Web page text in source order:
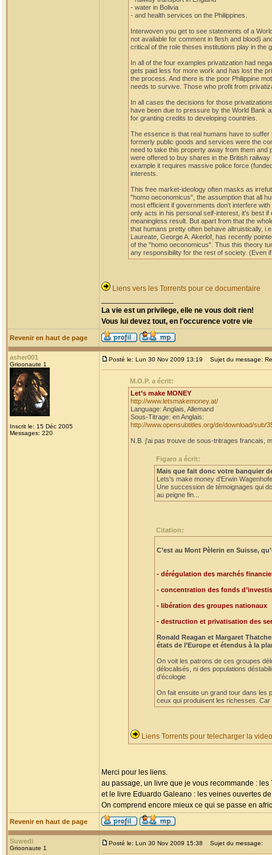
- water in Bolivia
- and health services on the Philippines.
Interwoven you get to see statements of a
not available for comment in flesh and blood)
critical of the role theses institutions play in the
In all of the four examples privatization had
gets paid less for more work and has lost the
the process. And there is the poor Philippine
needs to survive. Those who profit from
In all cases the decisions for those
have been due to pressure by the World Bank
for granting credits to developing countries.
The essence is that real humans have to suffer
formerly public goods and services were the
need to take this property away from them and
were offered to buy shares in the British
example it requires massive police force
interests.
This free market-ideology often masks as
"homo oeconomicus", the assumption that all
most efficient if governments don't interfere
only acts in his personal self-interest, it's best
meaningless result. But apart from that the
that humans pretty often behave altruistically,
Laureate, George A. Akerlof, has recently
of the "homo oeconomicus". Thus this theory
any responsibility for the rest of society. (Even
Liens vers les Torrents pour ce documentaire
La vie est un privilege, elle ne vous doit rien!
Vous lui devez tout, en l'occurence votre vie
Revenir en haut de page
asher001
Grioonaute 1
Inscrit le: 15 Déc 2005
Messages: 220
Posté le: Lun 30 Nov 2009 13:19 Sujet du message:
M.O.P. a écrit:
Let’s make MONEY
http://www.letsmakemoney.at/
Language: Anglais, Allemand
Sous-Titrage: en Anglais:
http://www.opensubtitles.org/de/download/sub/
N.B. j'ai pas trouve de sous-tritrages francais,
Figaro a écrit:
Mais que fait donc votre banquier
Lets's make money d'Erwin
Une succession de témoignages qui
au peigne fin...
Citation:
C’est au Mont Pèlerin en Suisse,
- dérégulation des marchés
- concentration des fonds
- libération des groupes nationaux
- destruction et privatisation des
Ronald Reagan et Margaret
états de l’Europe et étendus à la
On voit les patrons de ces groupes
délocalisés, ni des populations
d’écologie
On fait ensuite un grand tour dans les
ceux qui produisent les richesses.
Liens Torrents pour telecharger la video
Merci pour les liens.
au passage, un livre que je vous recommande :
et le livre Eduardo Galeano : les veines ouvertes
On comprend encore mieux ce qui se passe en
Revenir en haut de page
Suwedi
Grioonaute 1
Posté le: Lun 30 Nov 2009 15:38 Sujet du message: